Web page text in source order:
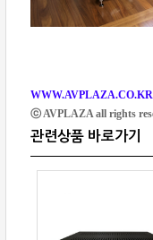
WWW.AVPLAZA.CO.KR
ⓒ AVPLAZA all rights